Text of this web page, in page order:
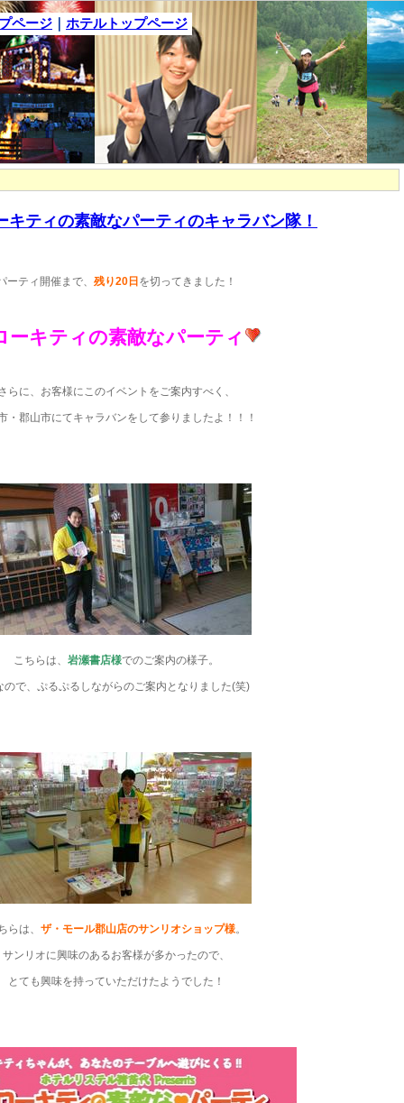
ページ ｜ ホテルトップページ
キティの素敵なパーティのキャラバン隊！
ーティ開催まで、 残り20日 を切ってきました！
ーキティの素敵なパーティ
らに、お客様にこのイベントをご案内すべく、
・郡山市にてキャラバンをして参りましたよ！！！
こちらは、 岩瀬書店様でのご案内の様子。
ので、ぷるぷるしながらのご案内となりました(笑)
らは、 ザ・モール郡山店のサンリオショップ様。
サンリオに興味のあるお客様が多かったので、
とても興味を持っていただけたようでした！